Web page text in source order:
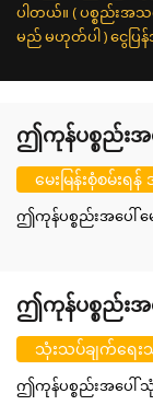
ပါတယ်။ ( ပစ္စည်းအ
မည် မဟုတ်ပါ ) ငွေပြန်
ဤကုန်ပစ္စည်းအက
မေးမြန်းစုံစမ်းရ
ဤကုန်ပစ္စည်းအပေါ် မေ
ဤကုန်ပစ္စည်းအ
သုံးသပ်ချက်ရေး
ဤကုန်ပစ္စည်းအပေါ် သုံ